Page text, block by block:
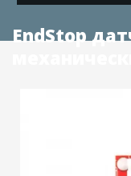
EndStop